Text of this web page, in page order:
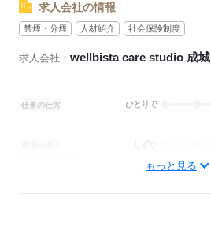
求人会社の情報
禁煙・分煙 人材紹介 社会保険制度
求人会社： wellbista care studio 成城
仕事の仕方 ひとりで
もっと見る